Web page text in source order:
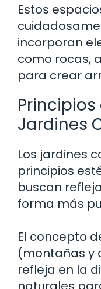
Estos
incorporan
como rocas,
para crear
Jardines
Los jardines
principios
buscan
forma más
El concepto
(montañas y
refleja en la